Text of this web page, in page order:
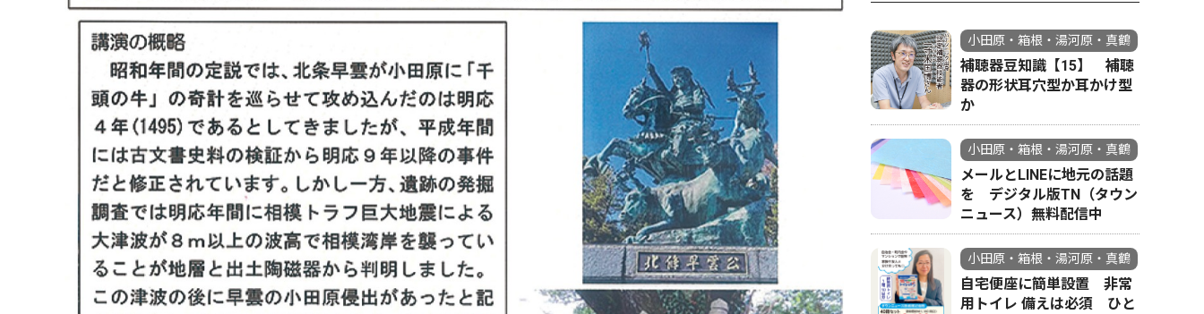
小田原・箱根・湯河原・真鶴
補聴器豆知識【15】 補聴
器の形状耳穴型か耳かけ型
か
小田原・箱根・湯河原・真鶴
メールとLINEに地元の話題
を デジタル版TN（タウン
ニュース）無料配信中
小田原・箱根・湯河原・真鶴
自宅便座に簡単設置 非常
用トイレ 備えは必須 ひと